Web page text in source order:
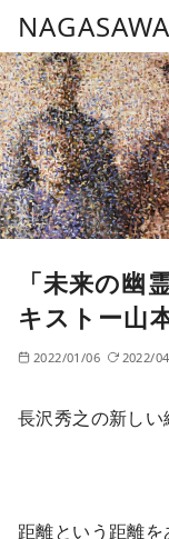
テ
ン
ツ
へ
移
動
「未来の
キストー山
2022/01/06 2022/
長沢秀之の新し
距離という距離